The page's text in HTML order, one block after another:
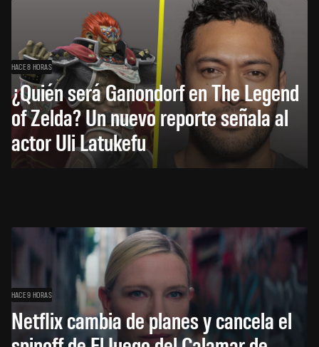
HACE 8 HORAS
¿Quién será Ganondorf en The Legend
of Zelda? Un nuevo reporte señala al
actor Uli Latukefu
HACE 9 HORAS
Netflix cambia de planes y cancela el